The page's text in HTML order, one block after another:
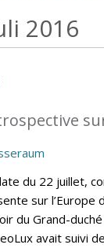
2016
du 22 juillet,
sur l’Europe
du Grand-
avait suivi